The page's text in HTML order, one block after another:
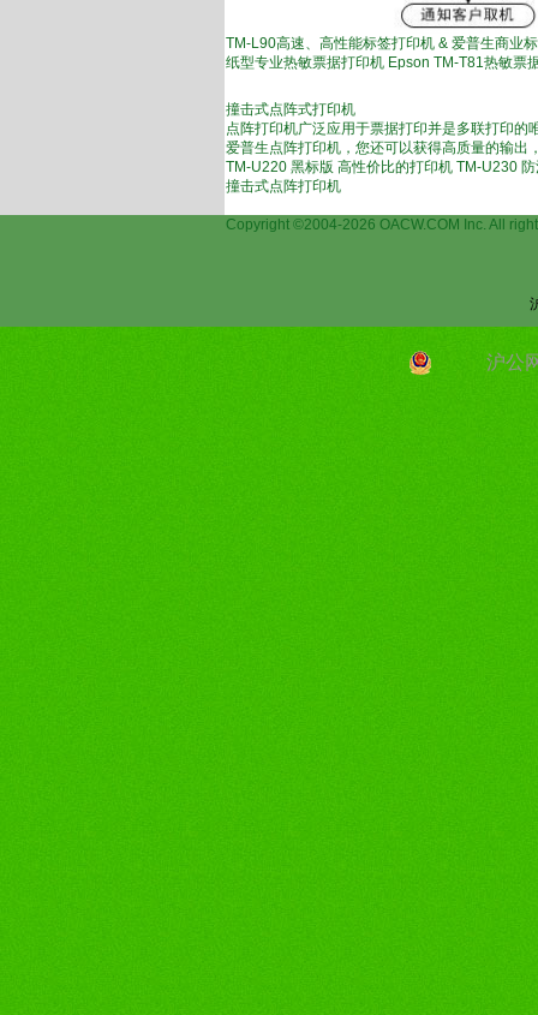
TM-L90高速、高性能标签打印机 & 爱普生商业
纸型专业热敏票据打印机 Epson TM-T81热敏票
撞击式点阵式打印机
点阵打印机广泛应用于票据打印并是多联打印
爱普生点阵打印机，您还可以获得高质量的输出
TM-U220 黑标版 高性价比的打印机 TM-U230
撞击式点阵打印机
复
Copyright ©2004-2026 OACW.COM Inc. All
沪公